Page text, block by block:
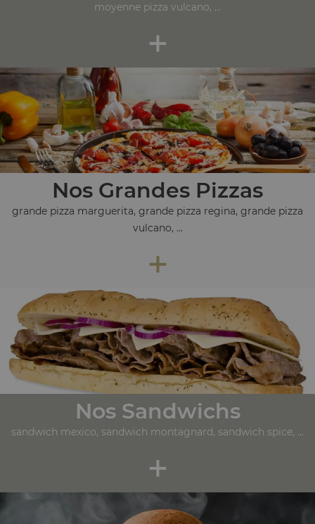
moyenne pizza vulcano, ...
+
Nos Grandes Pizzas
grande pizza marguerita, grande pizza regina, grande pizza
vulcano, ...
+
Nos Sandwichs
sandwich mexico, sandwich montagnard, sandwich spice, ...
+